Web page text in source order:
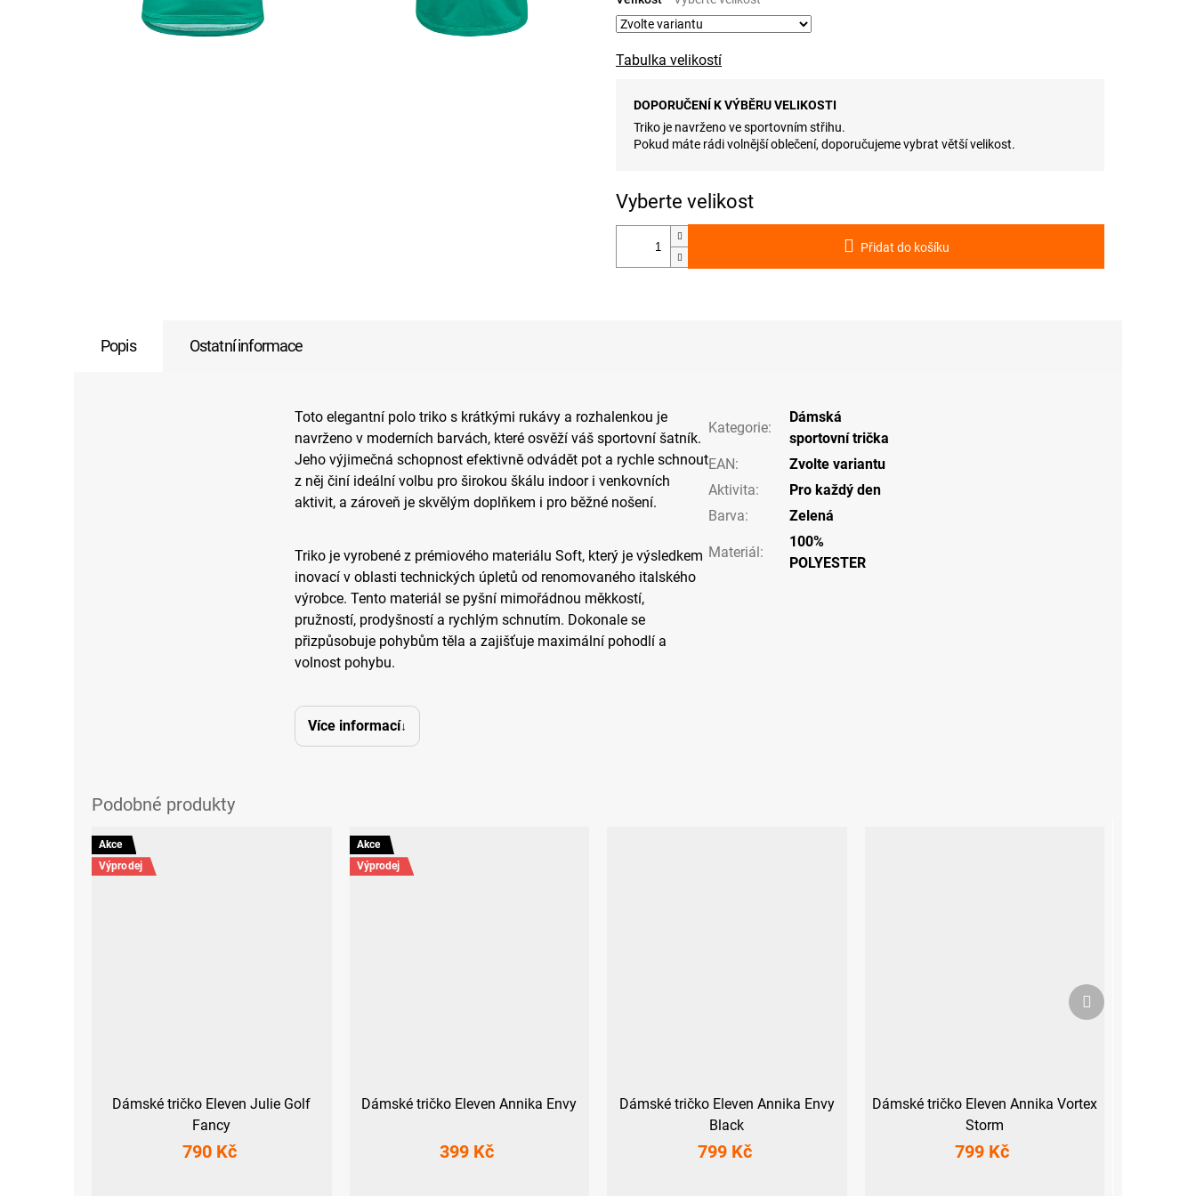
Tabulka velikostí
DOPORUČENÍ K VÝBĚRU VELIKOSTI
Triko je navrženo ve sportovním střihu.
Pokud máte rádi volnější oblečení, doporučujeme vybrat větší velikost.
Přidat do košíku
Popis Ostatní informace
Toto elegantní polo triko s krátkými rukávy a rozhalenkou je
navrženo v moderních barvách, které osvěží váš sportovní šatník.
Jeho výjimečná schopnost efektivně odvádět pot a rychle schnout
z něj činí ideální volbu pro širokou škálu indoor i venkovních
aktivit, a zároveň je skvělým doplňkem i pro běžné nošení.
Triko je vyrobené z prémiového materiálu Soft, který je výsledkem
inovací v oblasti technických úpletů od renomovaného italského
výrobce. Tento materiál se pyšní mimořádnou měkkostí,
pružností, prodyšností a rychlým schnutím. Dokonale se
přizpůsobuje pohybům těla a zajišťuje maximální pohodlí a
volnost pohybu.
Více informací
Kategorie:
Dámská
sportovní trička
EAN:
Zvolte variantu
Aktivita:
Pro každý den
Barva: Zelená
Materiál:
100%
POLYESTER
Akce
Výprodej
Dámské tričko Eleven Julie Golf
Fancy
790 Kč
Akce
Výprodej
Dámské tričko Eleven Annika Envy
399 Kč
Dámské tričko Eleven Annika Envy
Black
799 Kč
Dámské tričko Eleven Annika Vortex
Storm
799 Kč
Další
produkt